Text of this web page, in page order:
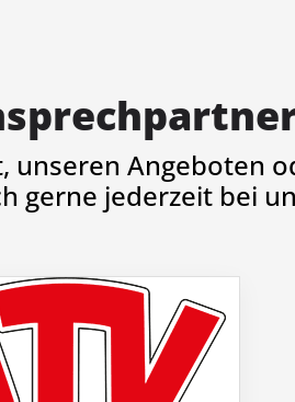
unseren Angeboten
gerne jederzeit bei